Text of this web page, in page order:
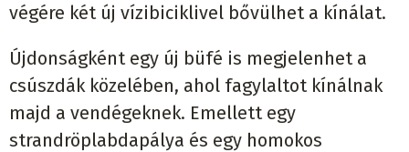
végére két új vízibiciklivel bővülhet a kínálat.
Újdonságként egy új büfé is megjelenhet a
csúszdák közelében, ahol fagylaltot kínálnak
majd a vendégeknek. Emellett egy
strandröplabdapálya és egy homokos